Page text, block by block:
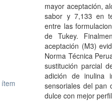
mayor aceptación,
sabor y 7,133 en
entre las
de Tukey.
aceptación (M3)
Norma Técnica
sustitución parcial
adición de inulina
sensoriales del pan
dulce con mejor